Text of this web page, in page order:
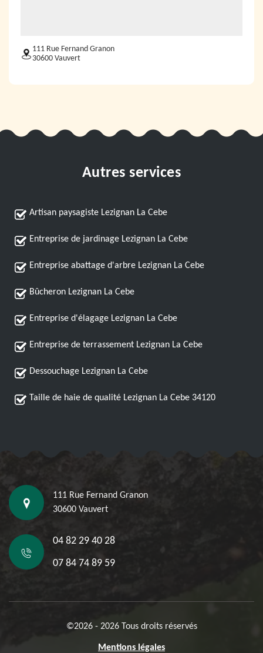
111 Rue Fernand Granon
30600 Vauvert
Autres services
Artisan paysagiste Lezignan La Cebe
Entreprise de jardinage Lezignan La Cebe
Entreprise abattage d'arbre Lezignan La Cebe
Bûcheron Lezignan La Cebe
Entreprise d'élagage Lezignan La Cebe
Entreprise de terrassement Lezignan La Cebe
Dessouchage Lezignan La Cebe
Taille de haie de qualité Lezignan La Cebe 34120
111 Rue Fernand Granon
30600 Vauvert
04 82 29 40 28
07 84 74 89 59
©2026 - 2026 Tous droits réservés
Mentions légales